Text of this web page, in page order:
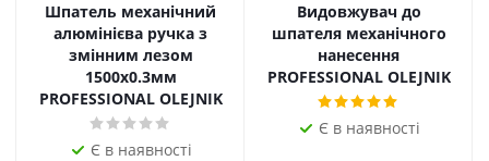
Шпатель механічний
алюмінієва ручка з
змінним лезом
1500х0.3мм
PROFESSIONAL OLEJNIK
Є в наявності
Видовжувач до
шпателя механічного
нанесення
PROFESSIONAL OLEJNIK
Є в наявності